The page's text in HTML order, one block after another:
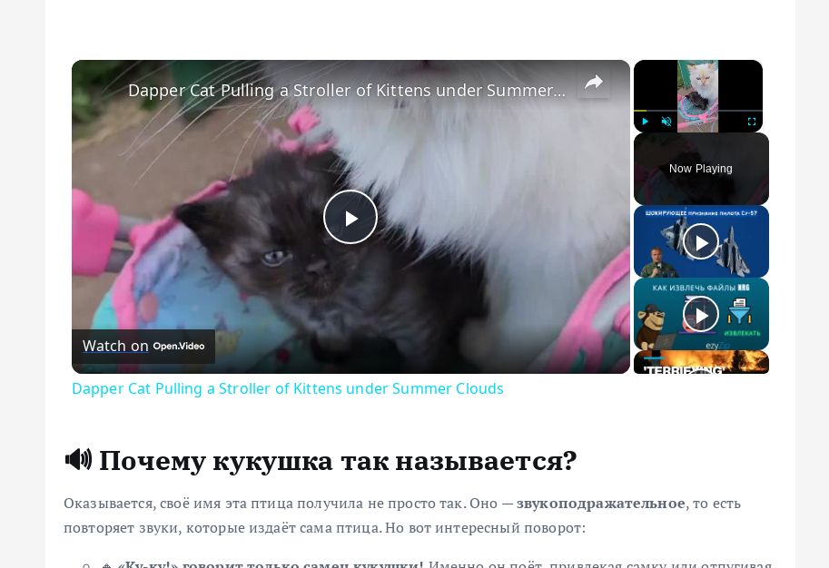
×
Fullscreen
Now Playing
×
Play Video
Dapper Cat Pulling a Stroller of Kittens under Summer Clouds
Watch on
Dapper Cat Pulling a Stroller of Kittens under Summer Clouds
🔊 Почему кукушка так называется?
Оказывается, своё имя эта птица получила не просто так. Оно —звукоподражательное, то есть
повторяет звуки, которые издаёт сама птица. Но вот интересный поворот: